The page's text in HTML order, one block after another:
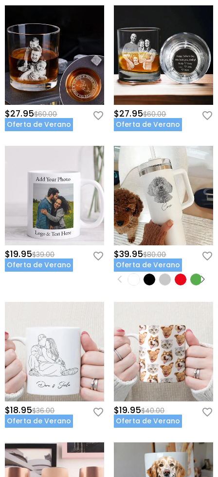
$27.95$60.00
Oferta de Verano
$27.95$60.00
Oferta de Verano
$19.95$39.00
Oferta de Verano
$39.95$80.00
Oferta de Verano
$18.95$36.00
Oferta de Verano
$19.95$40.00
Oferta de Verano